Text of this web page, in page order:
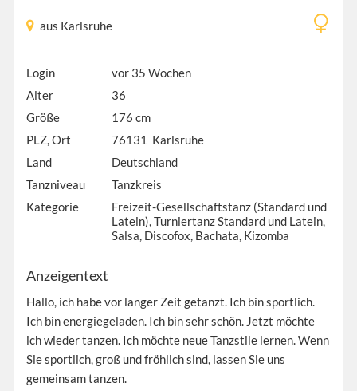
aus Karlsruhe
Login
vor 35 Wochen
Alter
36
Größe
176 cm
PLZ, Ort
76131 Karlsruhe
Land
Deutschland
Tanzniveau
Tanzkreis
Kategorie
Freizeit-Gesellschaftstanz (Standard und
Latein), Turniertanz Standard und Latein,
Salsa, Discofox, Bachata, Kizomba
Anzeigentext
Hallo, ich habe vor langer Zeit getanzt. Ich bin sportlich.
Ich bin energiegeladen. Ich bin sehr schön. Jetzt möchte
ich wieder tanzen. Ich möchte neue Tanzstile lernen. Wenn
Sie sportlich, groß und fröhlich sind, lassen Sie uns
gemeinsam tanzen.